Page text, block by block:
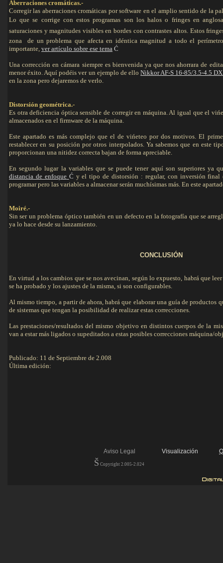
Aberraciones cromáticas.-
Corregir las aberraciones cromáticas por software en el amplio sentido de la
Lo que se corrige con estos programas son los halos o fringes en
saturaciones y magnitudes visibles en bordes con contrastes altos. Estos
zona de un problema que afecta en idéntica magnitud a todo el
importante, ver artículo sobre ese tema Ć
Una corrección en cámara siempre es bienvenida ya que nos ahorrara de
menor éxito. Aquí podéis ver un ejemplo de elloNikkor AF-S 16-85/3.5-4.5
en la zona pero dejaremos de verlo.
Distorsión geométrica.-
Es otra deficiencia óptica sensible de corregir en máquina. Al igual que el
almacenados en el firmware de la máquina.
Este apartado es más complejo que el de vińeteo por dos motivos. El
restablecer en su posición por otros interpolados. Ya sabemos que en este
proporcionan una nitidez correcta bajan de forma apreciable.
En segundo lugar la variables que se puede tener aquí son superiores ya
distancia de enfoque Ć y el tipo de distorsión : regular, con inversión final
programar pero las variables a almacenar serán muchísimas más. En este
Moiré.-
Sin ser un problema óptico también en un defecto en la fotografía que se
ya lo hace desde su lanzamiento.
CONCLUSIÓN
En virtud a los cambios que se nos avecinan, según lo expuesto, habrá que
se ha probado y los ajustes de la misma, si son configurables.
Al mismo tiempo, a partir de ahora, habrá que elaborar una guía de productos
de sistemas que tengan la posibilidad de realizar estas correcciones.
Las prestaciones/resultados del mismo objetivo en distintos cuerpos de la
van a estar más ligados o supeditados a estas posibles correcciones máquina/
Publicado: 11 de Septiembre de 2.008
Última edición: